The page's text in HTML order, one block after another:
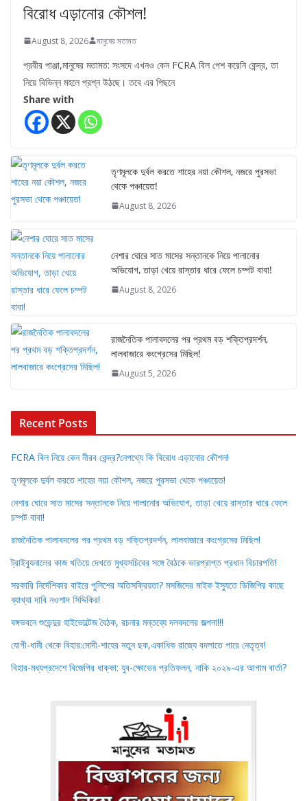
বিরোধ এড়ানোর কৌশল!
August 8, 2026 মানুষের মতামত
প্রবীর পাঞ্জা,মানুষের মতামত: সংসদে এখনও কেন FCRA বিল পেশ করেনি কেন্দ্র, তা
নিয়ে বিভিন্ন মহলে প্রশ্ন উঠছে। তবে এর পিছনে
Share with
তৃণমূলকে দুর্বল করতে শাহের নয়া কৌশল, নজরে পুরসভা
থেকে পঞ্চায়েত!
August 8, 2026
নেশার ঘোরে সাত মাসের সন্তানকে নিয়ে পালানোর
অভিযোগ, তাড়া খেয়ে রাস্তার ধারে ফেলে চম্পট বাবা!
August 8, 2026
রাজনৈতিক পালাবদলের পর প্রথম বড় শক্তিপ্রদর্শন,
লালবাজারে কংগ্রেসের মিছিল!
August 5, 2026
Recent Posts
FCRA বিল নিয়ে কেন নীরব কেন্দ্র?নেপথ্যে কি বিরোধ এড়ানোর কৌশল!
তৃণমূলকে দুর্বল করতে শাহের নয়া কৌশল, নজরে পুরসভা থেকে পঞ্চায়েত!
নেশার ঘোরে সাত মাসের সন্তানকে নিয়ে পালানোর অভিযোগ, তাড়া খেয়ে রাস্তার ধারে ফেলে
চম্পট বাবা!
রাজনৈতিক পালাবদলের পর প্রথম বড় শক্তিপ্রদর্শন, লালবাজারে কংগ্রেসের মিছিল!
ট্রাইব্যুনালের কাজ খতিয়ে দেখতে মুখ্যসচিবের সঙ্গে বৈঠকে ভারপ্রাপ্ত প্রধান বিচারপতি!
সরকারি নির্দেশিকার বাইরে পুলিশের অতিসক্রিয়তা? মসজিদের মাইক ইস্যুতে ডিজিপির কাছে
ব্যাখ্যা দাবি নওশাদ সিদ্দিকির!
বঙ্গভবনে শুভেন্দুর হাইভোল্টেজ বৈঠক, রচনার মন্তব্যে দলবদলের জল্পনা!!!
যোগী-ধামী থেকে বিহার:মোদী-শাহের নতুন ছক,একাধিক রাজ্যে বদলাতে পারে নেতৃত্ব!
বিহার-মধ্যপ্রদেশে বিজেপির ধাক্কা: যুব-ক্ষোভের প্রতিফলন, নাকি ২০২৯-এর আগাম বার্তা?